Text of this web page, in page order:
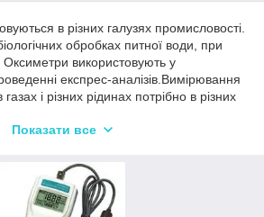
в різних галузях промисловості.
обробках питної води, при
Оксиметри використовують у
експрес-аналізів.Вимірювання
і різних рідинах потрібно в різних
та ін Якщо застосовують будь
збігається з киснем, що міститься в
проникає у воду за рахунок дифузії з
Показати все